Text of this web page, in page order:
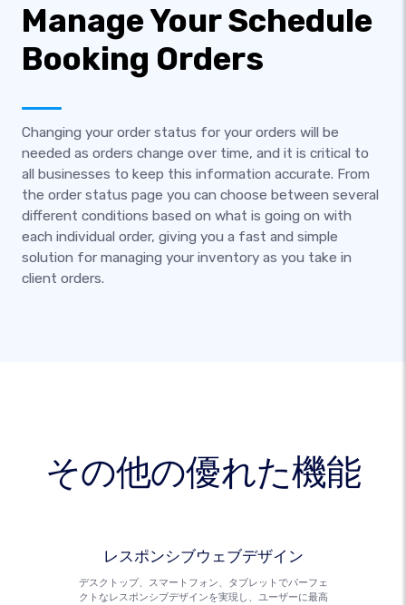
Manage Your Schedule
Booking Orders
Changing your order status for your orders will be
needed as orders change over time, and it is critical to
all businesses to keep this information accurate. From
the order status page you can choose between several
different conditions based on what is going on with
each individual order, giving you a fast and simple
solution for managing your inventory as you take in
client orders.
その他の優れた機能
レスポンシブウェブデザイン
デスクトップ、スマートフォン、タブレットでパーフェ
クトなレスポンシブデザインを実現し、ユーザーに最高